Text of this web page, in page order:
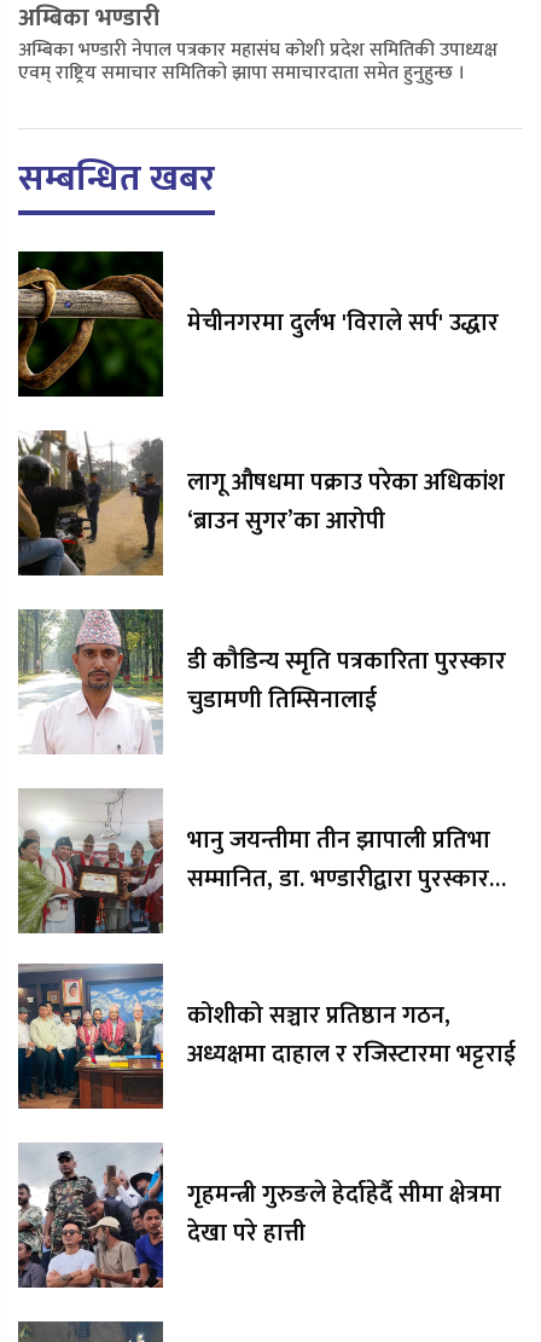
अम्बिका भण्डारी
अम्बिका भण्डारी नेपाल पत्रकार महासंघ कोशी प्रदेश समितिकी उपाध्यक्ष
एवम् राष्ट्रिय समाचार समितिको झापा समाचारदाता समेत हुनुहुन्छ ।
सम्बन्धित खबर
मेचीनगरमा दुर्लभ 'विराले सर्प' उद्धार
लागू औषधमा पक्राउ परेका अधिकांश
‘ब्राउन सुगर’का आरोपी
डी कौडिन्य स्मृति पत्रकारिता पुरस्कार
चुडामणी तिम्सिनालाई
भानु जयन्तीमा तीन झापाली प्रतिभा
सम्मानित, डा. भण्डारीद्वारा पुरस्कार
कोशीको सञ्चार प्रतिष्ठान गठन,
अध्यक्षमा दाहाल र रजिस्टारमा भट्टराई
गृहमन्त्री गुरुङले हेर्दाहेर्दै सीमा क्षेत्रमा
देखा परे हात्ती